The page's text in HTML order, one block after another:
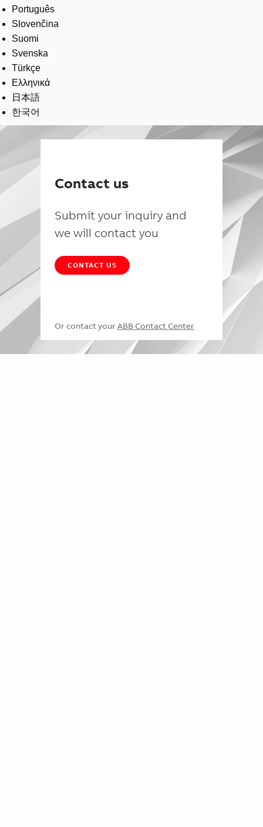
Português
Slovenčina
Suomi
Svenska
Türkçe
Ελληνικά
日本語
한국어
Contact us
Submit your inquiry and
we will contact you
CONTACT US
Or contact your ABB Contact Center